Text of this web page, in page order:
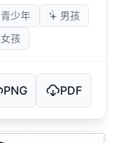
青少年
男孩
女孩
PNG PDF